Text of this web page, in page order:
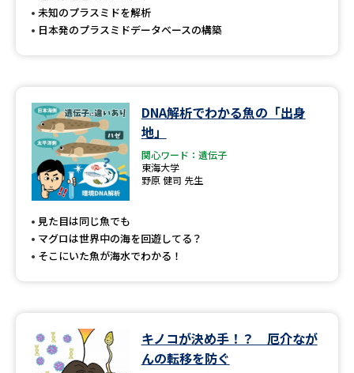
未知のプラスミドを解析
日本発のプラスミドデータベースの構築
DNA解析でわかる魚の「出身
地」
関心ワード：遺伝子
東海大学
野原 健司 先生
見た目は同じ魚でも
マグロは世界中の海を回遊してる？
そこにいた魚が海水でわかる！
キノコが決め手！？ 厄介なが
んの転移を防ぐ